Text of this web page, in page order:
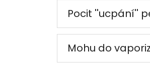
Pocit ''ucpání''
Mohu do